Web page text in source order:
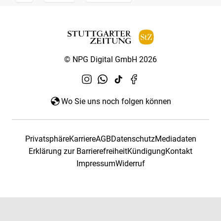
© NPG Digital GmbH 2026
Wo Sie uns noch folgen können
PrivatsphäreKarriereAGBDatenschutzMediadaten
Erklärung zur BarrierefreiheitKündigungKontakt
ImpressumWiderruf